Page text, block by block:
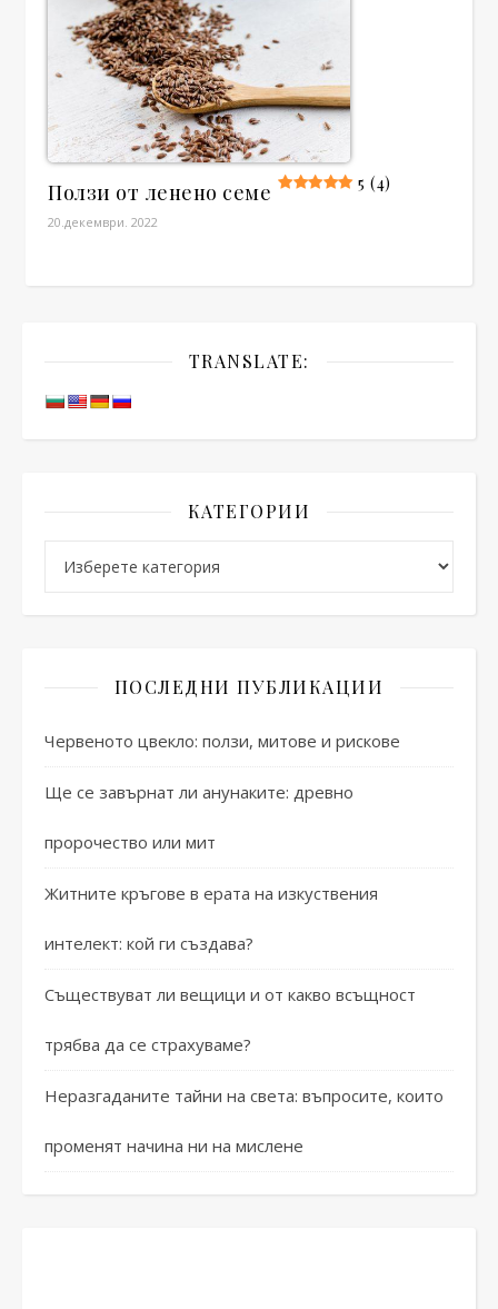
Ползи от ленено семе 5 (4)
20.декември. 2022
TRANSLATE:
КАТЕГОРИИ
ПОСЛЕДНИ ПУБЛИКАЦИИ
Червеното цвекло: ползи, митове и рискове
Ще се завърнат ли анунаките: древно
пророчество или мит
Житните кръгове в ерата на изкуствения
интелект: кой ги създава?
Съществуват ли вещици и от какво всъщност
трябва да се страхуваме?
Неразгаданите тайни на света: въпросите, които
променят начина ни на мислене